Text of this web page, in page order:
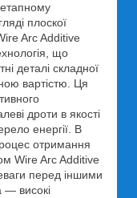
плоскої
Arc Additive
що
деталі складної
вартістю. Ця
дроти в якості
енергії. В
отримання
Wire Arc Additive
перед іншими
— високі